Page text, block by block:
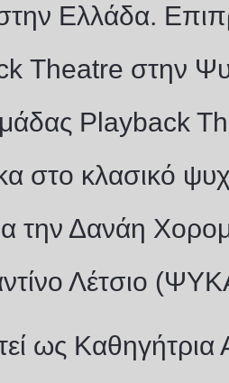
Ελλάδα.
Theatre στην
Playback
στο κλασικό
την Δανάη
Λέτσιο
ως Καθηγήτρια